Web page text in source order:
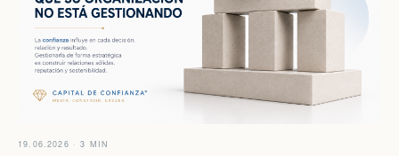
19.06.2026 · 3 MIN